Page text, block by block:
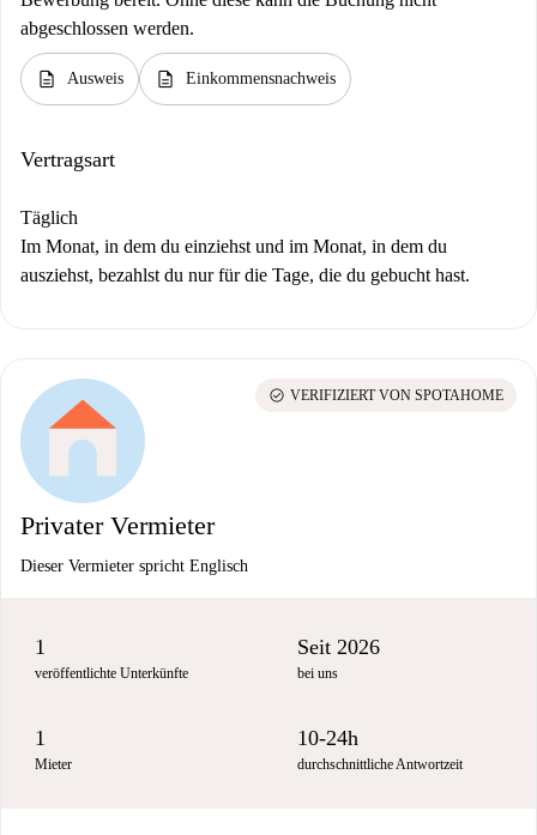
abgeschlossen werden.
description Ausweis description Einkommensnachweis
Vertragsart
Täglich
Im Monat, in dem du einziehst und im Monat, in dem du
ausziehst, bezahlst du nur für die Tage, die du gebucht hast.
Privater Vermieter
Dieser Vermieter spricht Englisch
check_circle VERIFIZIERT VON SPOTAHOME
1
veröffentlichte Unterkünfte
Seit 2026
bei uns
1
Mieter
10-24h
durchschnittliche Antwortzeit